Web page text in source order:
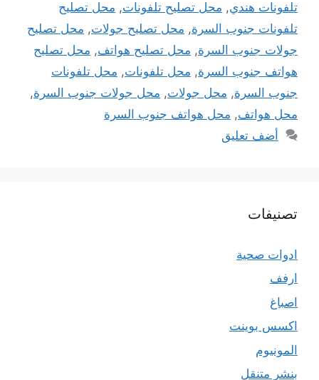
تلفونات هندي, محل تصليح تلفونات, محل تصليح
تلفونات جنوب السرة, محل تصليح جولات, محل تصليح
جولات جنوب السرة, محل تصليح هواتف, محل تصليح
هواتف جنوب السرة, محل تلفونات, محل تلفونات
جنوب السرة, محل جولات, محل جولات جنوب السرة,
محل هواتف, محل هواتف جنوب السرة
أضف تعليق
تصنيفات
ادوات صحية
ارفف
اصباغ
اكسس بوينت
المونيوم
بنشر متنقل